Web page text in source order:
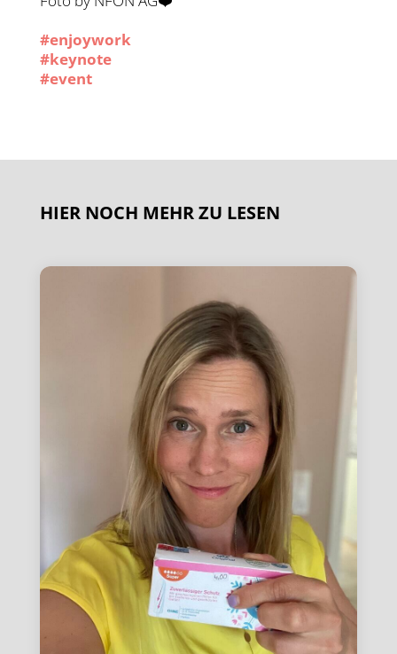
#enjoywork
#keynote
#event
HIER NOCH MEHR ZU LESEN